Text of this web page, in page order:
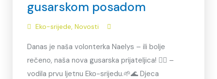
gusarskom posadom
Eko-srijede,Novosti
Danas je naša volonterka Naelys – ili bolje
rečeno, naša nova gusarska prijateljica! 🏴‍☠️ –
vodila prvu ljetnu Eko-srijedu.🌱🌊 Djeca